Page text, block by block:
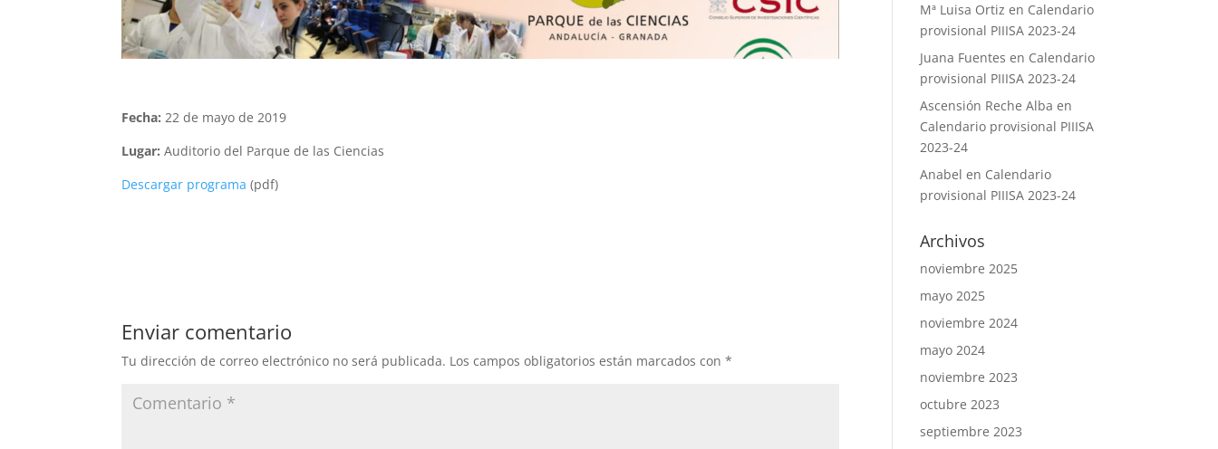
Fecha:22 de mayo de 2019
Lugar:Auditorio del Parque de las Ciencias
Descargar programa (pdf)
Enviar comentario
Tu dirección de correo electrónico no será publicada. Los campos obligatorios están marcados con*
Mª Luisa Ortiz en Calendario
provisional PIIISA 2023-24
Juana Fuentes en Calendario
provisional PIIISA 2023-24
Ascensión Reche Alba en
Calendario provisional PIIISA
2023-24
Anabel en Calendario
provisional PIIISA 2023-24
Archivos
noviembre 2025
mayo 2025
noviembre 2024
mayo 2024
noviembre 2023
octubre 2023
septiembre 2023